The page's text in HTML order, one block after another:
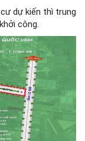
dự kiến thì trung
công.